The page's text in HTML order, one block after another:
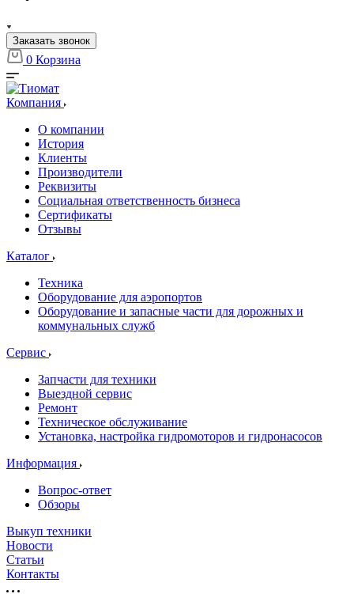
Заказать звонок
0 Корзина
Компания
О компании
История
Клиенты
Производители
Реквизиты
Социальная ответственность бизнеса
Сертификаты
Отзывы
Каталог
Техника
Оборудование для аэропортов
Оборудование и запасные части для дорожных и
коммунальных служб
Сервис
Запчасти для техники
Выездной сервис
Ремонт
Техническое обслуживание
Установка, настройка гидромоторов и гидронасосов
Информация
Вопрос-ответ
Обзоры
Выкуп техники
Новости
Статьи
Контакты